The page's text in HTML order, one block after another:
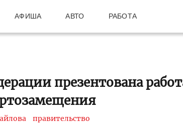
АФИША АВТО РАБОТА
презентована
правительство